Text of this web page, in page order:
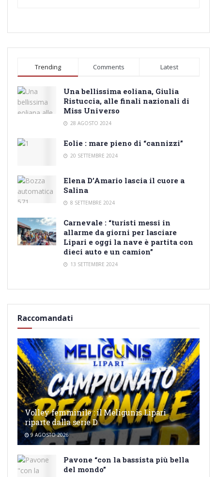
Trending Comments Latest
Una bellissima eoliana, Giulia
Ristuccia, alle finali nazionali di
Miss Universo
28 AGOSTO 2024
Eolie : mare pieno di “cannizzi”
20 SETTEMBRE 2024
Elena D’Amario lascia il cuore a
Salina
8 SETTEMBRE 2024
Carnevale : “turisti messi in
allarme da giorni per lasciare
Lipari e oggi la nave è partita con
dieci auto e un camion”
13 SETTEMBRE 2024
Raccomandati
Volley femminile : il Meligunis Lipari
riparte dalla serie D
9 AGOSTO 2026
Pavone “con la bassista più bella
del mondo”